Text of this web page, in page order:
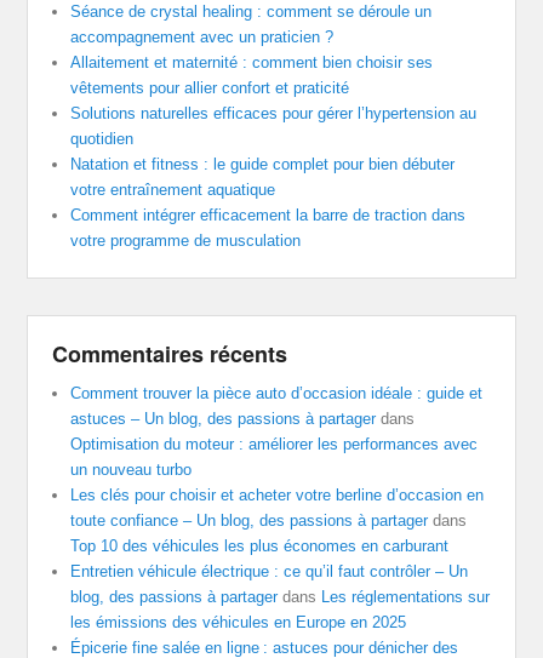
Séance de crystal healing : comment se déroule un
accompagnement avec un praticien ?
Allaitement et maternité : comment bien choisir ses
vêtements pour allier confort et praticité
Solutions naturelles efficaces pour gérer l’hypertension au
quotidien
Natation et fitness : le guide complet pour bien débuter
votre entraînement aquatique
Comment intégrer efficacement la barre de traction dans
votre programme de musculation
Commentaires récents
Comment trouver la pièce auto d’occasion idéale : guide et
astuces – Un blog, des passions à partagerdans
Optimisation du moteur : améliorer les performances avec
un nouveau turbo
Les clés pour choisir et acheter votre berline d’occasion en
toute confiance – Un blog, des passions à partagerdans
Top 10 des véhicules les plus économes en carburant
Entretien véhicule électrique : ce qu’il faut contrôler – Un
blog, des passions à partagerdans Les réglementations sur
les émissions des véhicules en Europe en 2025
Épicerie fine salée en ligne : astuces pour dénicher des